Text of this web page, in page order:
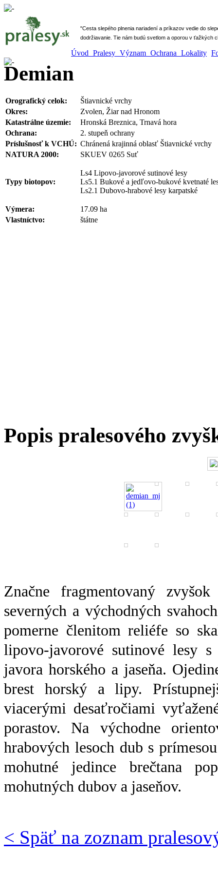
" Cesta slepého plnenia nariadení a príkazov vedie do
dodržiavanie. Tie nám budú svetlom a oporou v ťažkých
Úvod Pralesy Význam Ochrana Lokality
Demian
Orografický celok:
Štiavnické vrchy
Okres:
Zvolen, Žiar nad Hronom
Katastrálne územie:
Hronská Breznica, Trnavá hora
Ochrana:
2. stupeň ochrany
Príslušnosť k VCHÚ: Chránená krajinná oblasť Štiavnické vrchy
NATURA 2000:
SKUEV 0265 Suť
Typy biotopov:
Ls4 Lipovo-javorové sutinové lesy
Ls5.1 Bukové a jedľovo-bukové kvetnaté
Ls2.1 Dubovo-hrabové lesy karpatské
Výmera:
17.09 ha
Vlastníctvo:
štátne
Popis pralesového
Značne fragmentovaný
severných a východných
pomerne členitom reliéfe so
lipovo-javorové sutinové lesy
javora horského a jaseňa.
brest horský a lipy.
viacerými desaťročiami
porastov. Na východne
hrabových lesoch dub s
mohutné jedince brečtana
mohutných dubov a jaseňov.
< Späť na zoznam